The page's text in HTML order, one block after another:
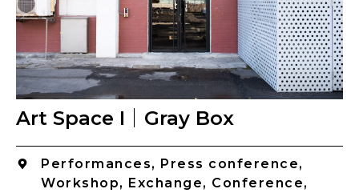
Art Space I｜Gray Box
Performances, Press conference,
Workshop, Exchange, Conference,